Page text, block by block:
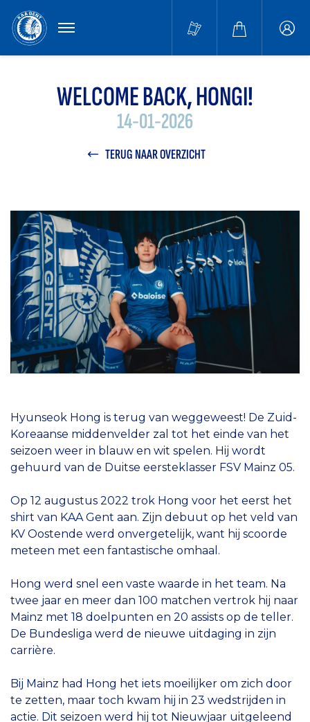
MENU
WELCOME BACK, HONGI!
14-01-2026
TERUG NAAR OVERZICHT
Hyunseok Hong is terug van weggeweest! De Zuid-
Koreaanse middenvelder zal tot het einde van het
seizoen weer in blauw en wit spelen. Hij wordt
gehuurd van de Duitse eersteklasser FSV Mainz 05.
Op 12 augustus 2022 trok Hong voor het eerst het
shirt van KAA Gent aan. Zijn debuut op het veld van
KV Oostende werd onvergetelijk, want hij scoorde
meteen met een fantastische omhaal.
Hong werd snel een vaste waarde in het team. Na
twee jaar en meer dan 100 matchen vertrok hij naar
Mainz met 18 doelpunten en 20 assists op de teller.
De Bundesliga werd de nieuwe uitdaging in zijn
carrière.
Bij Mainz had Hong het iets moeilijker om zich door
te zetten, maar toch kwam hij in 23 wedstrijden in
actie. Dit seizoen werd hij tot Nieuwjaar uitgeleend